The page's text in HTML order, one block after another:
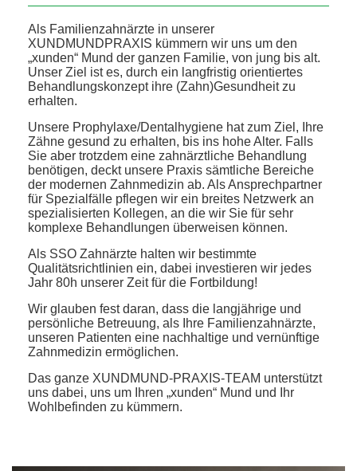
Als Familienzahnärzte in unserer
XUNDMUNDPRAXIS kümmern wir uns um den
„xunden“ Mund der ganzen Familie, von jung bis alt.
Unser Ziel ist es, durch ein langfristig orientiertes
Behandlungskonzept ihre (Zahn)Gesundheit zu
erhalten.
Unsere Prophylaxe/Dentalhygiene hat zum Ziel, Ihre
Zähne gesund zu erhalten, bis ins hohe Alter. Falls
Sie aber trotzdem eine zahnärztliche Behandlung
benötigen, deckt unsere Praxis sämtliche Bereiche
der modernen Zahnmedizin ab. Als Ansprechpartner
für Spezialfälle pflegen wir ein breites Netzwerk an
spezialisierten Kollegen, an die wir Sie für sehr
komplexe Behandlungen überweisen können.
Als SSO Zahnärzte halten wir bestimmte
Qualitätsrichtlinien ein, dabei investieren wir jedes
Jahr 80h unserer Zeit für die Fortbildung!
Wir glauben fest daran, dass die langjährige und
persönliche Betreuung, als Ihre Familienzahnärzte,
unseren Patienten eine nachhaltige und vernünftige
Zahnmedizin ermöglichen.
Das ganze XUNDMUND-PRAXIS-TEAM unterstützt
uns dabei, uns um Ihren „xunden“ Mund und Ihr
Wohlbefinden zu kümmern.